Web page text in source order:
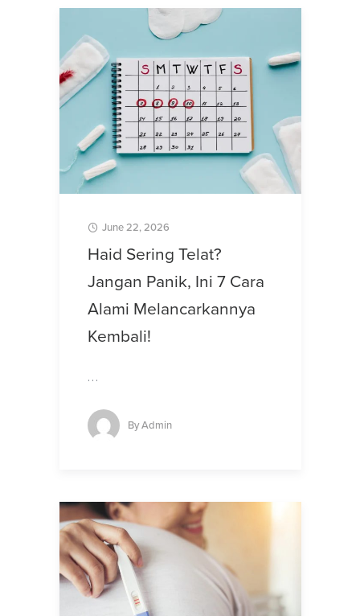
June 22, 2026
Haid Sering Telat?
Jangan Panik, Ini 7 Cara
Alami Melancarkannya
Kembali!
…
ByAdmin